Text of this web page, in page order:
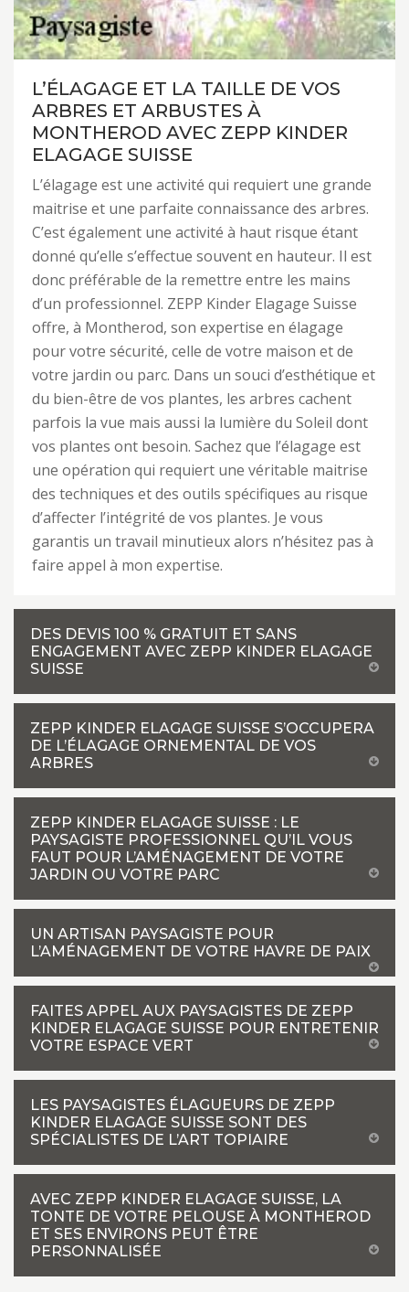
L’ÉLAGAGE ET LA TAILLE DE VOS
ARBRES ET ARBUSTES À
MONTHEROD AVEC ZEPP KINDER
ELAGAGE SUISSE
L’élagage est une activité qui requiert une grande
maitrise et une parfaite connaissance des arbres.
C’est également une activité à haut risque étant
donné qu’elle s’effectue souvent en hauteur. Il est
donc préférable de la remettre entre les mains
d’un professionnel. ZEPP Kinder Elagage Suisse
offre, à Montherod, son expertise en élagage
pour votre sécurité, celle de votre maison et de
votre jardin ou parc. Dans un souci d’esthétique et
du bien-être de vos plantes, les arbres cachent
parfois la vue mais aussi la lumière du Soleil dont
vos plantes ont besoin. Sachez que l’élagage est
une opération qui requiert une véritable maitrise
des techniques et des outils spécifiques au risque
d’affecter l’intégrité de vos plantes. Je vous
garantis un travail minutieux alors n’hésitez pas à
faire appel à mon expertise.
DES DEVIS 100 % GRATUIT ET SANS
ENGAGEMENT AVEC ZEPP KINDER ELAGAGE
SUISSE
ZEPP KINDER ELAGAGE SUISSE S’OCCUPERA
DE L’ÉLAGAGE ORNEMENTAL DE VOS
ARBRES
ZEPP KINDER ELAGAGE SUISSE : LE
PAYSAGISTE PROFESSIONNEL QU’IL VOUS
FAUT POUR L’AMÉNAGEMENT DE VOTRE
JARDIN OU VOTRE PARC
UN ARTISAN PAYSAGISTE POUR
L’AMÉNAGEMENT DE VOTRE HAVRE DE PAIX
FAITES APPEL AUX PAYSAGISTES DE ZEPP
KINDER ELAGAGE SUISSE POUR ENTRETENIR
VOTRE ESPACE VERT
LES PAYSAGISTES ÉLAGUEURS DE ZEPP
KINDER ELAGAGE SUISSE SONT DES
SPÉCIALISTES DE L’ART TOPIAIRE
AVEC ZEPP KINDER ELAGAGE SUISSE, LA
TONTE DE VOTRE PELOUSE À MONTHEROD
ET SES ENVIRONS PEUT ÊTRE
PERSONNALISÉE